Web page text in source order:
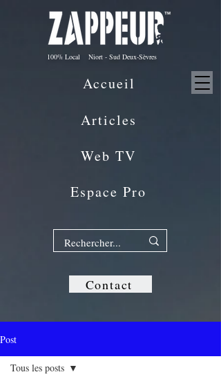
100% Local Niort - Sud Deux-Sèvres
Contact
Articles
Web TV
Espace Pro
Accueil
Post
Tous les posts